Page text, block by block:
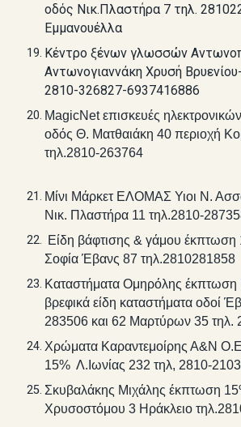
οδός Νικ.Πλαστήρα 7 τηλ.
Εμμανουέλλα
Κέντρο ξένων γλωσσών
Αντωνογιαννάκη Χρυσή
2810-326827-6937416886
MagicNet επισκευές
οδός Θ. Ματθαιάκη 40 περιοχή
τηλ.2810-
Μίνι Μάρκετ ΕΛΟΜΑΣ Υιοι Ν.
Νικ. Πλαστήρα 11 τηλ.2810-
Είδη βάφτισης & γάμου
Σοφία Έβανς 87 τηλ.2810281858
Καταστήματα Ομηρόλης έκπτωση
βρεφικά είδη καταστήματα οδοί
283506 και 62 Μαρτύρων 35 τηλ.
Χρώματα Καραντεμοίρης Α&Ν
15% Λ.Ιωνίας 232 τηλ, 2810-
Σκυβαλάκης Μιχάλης έκπτωση
Χρυσοστόμου 3 Ηράκλειο